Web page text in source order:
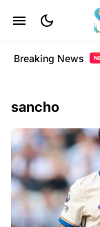
Breaking News
sancho